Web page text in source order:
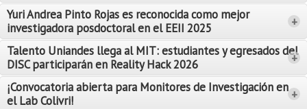
Leer Más
Leer Más
Yuri Andrea Pinto Rojas es reconocida como mejor
investigadora posdoctoral en el EEII 2025
+
Talento Uniandes llega al MIT: estudiantes y egresados del
DISC participarán en Reality Hack 2026
+
¡Convocatoria abierta para Monitores de Investigación en
el Lab Colivri!
+
Tarifas
Grado